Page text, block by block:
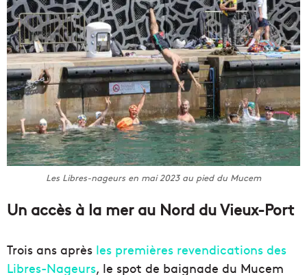
Les Libres-nageurs en mai 2023 au pied du Mucem
Un accès à la mer au Nord du Vieux-Port
Trois ans après les premières revendications des
Libres-Nageurs, le spot de baignade du Mucem